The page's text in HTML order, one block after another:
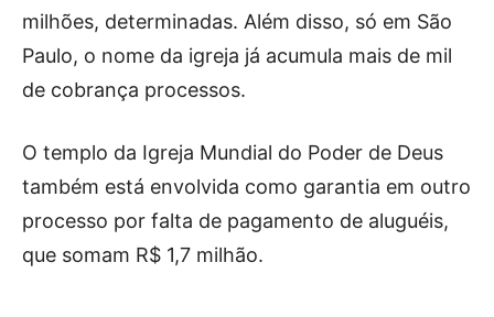
milhões, determinadas. Além disso, só em São
Paulo, o nome da igreja já acumula mais de mil
de cobrança processos.
O templo da Igreja Mundial do Poder de Deus
também está envolvida como garantia em outro
processo por falta de pagamento de aluguéis,
que somam R$ 1,7 milhão.